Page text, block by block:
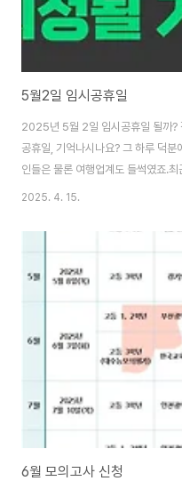
5월2일 임시공휴일
2025년 5월 2일 임시공휴일 될까?
공휴일, 기억나시나요? 그 하루 덕
인들은 물론 여행업계도 들썩였죠.
있는데요. 바로 2025년 5월 2일(금)
월 1일(목): 근로자의 날- 5월 2일(
어린이날 겸 부처님 오신 날 (5일은
만 된다면 무려 5월 1일부터 6일까
항공권 검색해보는 분들도 많다고
2025. 4. 15.
6월 모의고사 신청